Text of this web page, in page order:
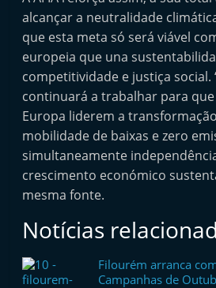
l
alcançar a neutralidade
que esta meta só será viável
europeia que una
competitividade e justiça social.
continuará a trabalhar para
Europa liderem a
mobilidade de baixas e zero
simultaneamente
crescimento económico
mesma fonte.
Notícias
Filourém arranca
Campanhas de